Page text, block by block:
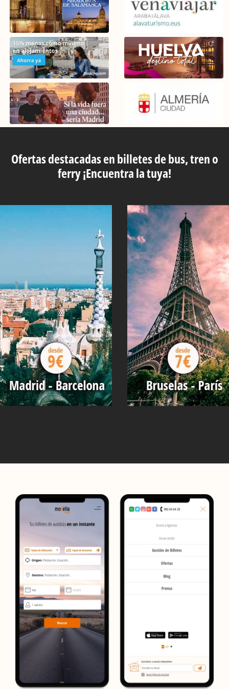
Ofertas destacadas en billetes de bus, tren o
ferry ¡Encuentra la tuya!